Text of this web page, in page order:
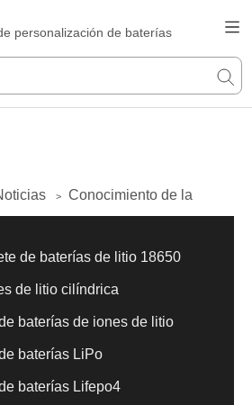
personalización de baterías
>
Conocimiento de la
de baterías de litio 18650
de litio cilíndrica
baterías de iones de litio
baterías LiPo
baterías Lifepo4